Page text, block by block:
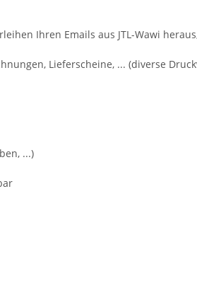
Ihren Emails aus JTL-Wawi
Lieferscheine, ... (diverse
...)